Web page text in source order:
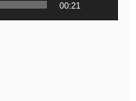
00:21